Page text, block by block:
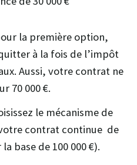
la première option,
à la fois de l’impôt
Aussi, votre contrat ne
70 000 €.
le mécanisme de
contrat continue de
base de 100 000 €).